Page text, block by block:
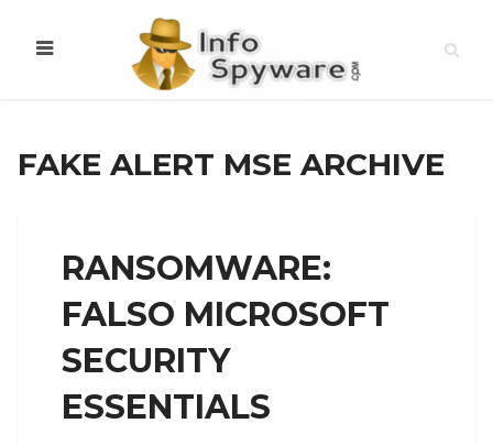
FAKE ALERT MSE ARCHIVE
RANSOMWARE:
FALSO MICROSOFT
SECURITY
ESSENTIALS